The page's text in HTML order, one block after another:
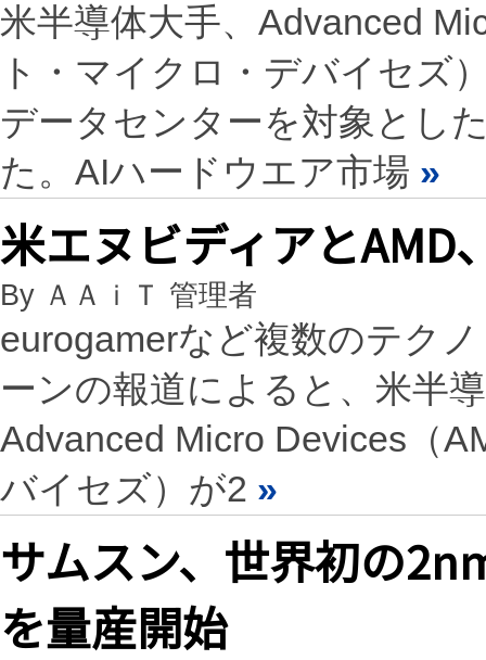
米半導体大手、Advanced
ト・マイクロ・デバイセズ
データセンターを対象とし
た。AIハードウエア市場 »
米エヌビディアとAMD
By ＡＡｉＴ 管理者
eurogamerなど複数のテク
ーンの報道によると、米半
Advanced Micro Devices（
バイセズ）が2 »
サムスン、世界初の
を量産開始